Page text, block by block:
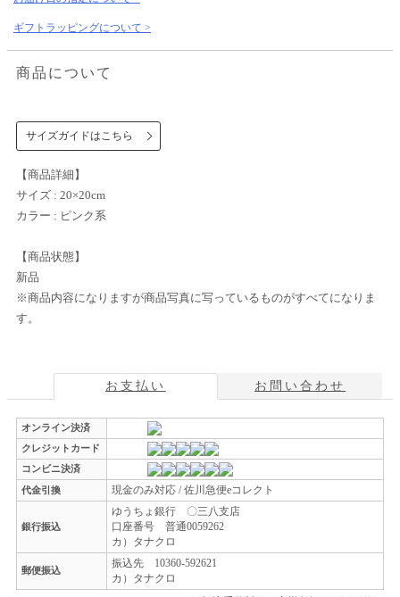
ギフトラッピングについて >
商品について
サイズガイドはこちら
【商品詳細】
サイズ : 20×20cm
カラー : ピンク系
【商品状態】
新品
※商品内容になりますが商品写真に写っているものがすべてになりま
す。
お支払い お問い合わせ
オンライン決済
クレジットカード
コンビニ決済
代金引換
現金のみ対応 / 佐川急便eコレクト
銀行振込
ゆうちょ銀行 〇三八支店
口座番号 普通0059262
カ）タナクロ
郵便振込
振込先 10360-592621
カ）タナクロ